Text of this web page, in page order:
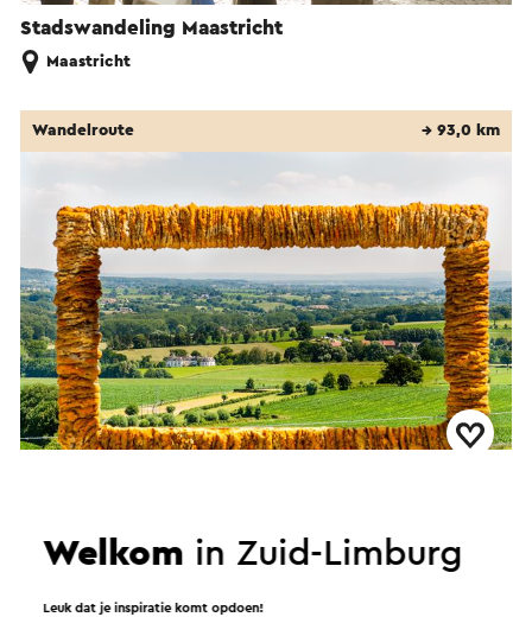
Stadswandeling Maastricht
Maastricht
Wandelroute → 93,0 km
Wandelroute
Welkom in Zuid-Limburg
Leuk dat je inspiratie komt opdoen!